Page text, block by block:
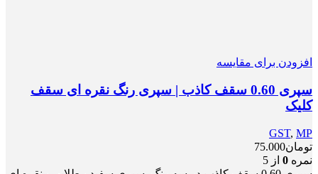
افزودن برای مقایسه
سپری 0.60 سقف کاذب | سپری رنگ نقره ای سقف
کلیک
GST, MP
تومان75.000
نمره 0 از 5